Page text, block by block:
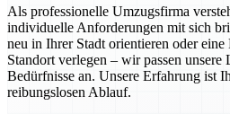
Als professionelle Umzugsfirma
individuelle Anforderungen mit sich
neu in Ihrer Stadt orientieren oder eine
Standort verlegen – wir passen
Bedürfnisse an. Unsere Erfahrung ist
reibungslosen Ablauf.